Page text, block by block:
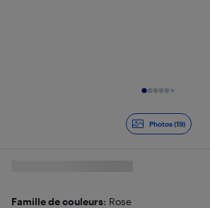
Photos (19)
Famille de couleurs: Rose